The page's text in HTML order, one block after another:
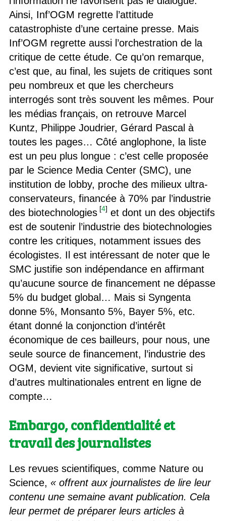
Ainsi, Inf’OGM regrette l’attitude
catastrophiste d’une certaine presse. Mais
Inf’OGM regrette aussi l’orchestration de la
critique de cette étude. Ce qu’on remarque,
c’est que, au final, les sujets de critiques sont
peu nombreux et que les chercheurs
interrogés sont très souvent les mêmes. Pour
les médias français, on retrouve Marcel
Kuntz, Philippe Joudrier, Gérard Pascal à
toutes les pages… Côté anglophone, la liste
est un peu plus longue : c’est celle proposée
par le Science Media Center (SMC), une
institution de lobby, proche des milieux ultra-
conservateurs, financée à 70% par l’industrie
des biotechnologies [4] et dont un des objectifs
est de soutenir l’industrie des biotechnologies
contre les critiques, notamment issues des
écologistes. Il est intéressant de noter que le
SMC justifie son indépendance en affirmant
qu’aucune source de financement ne dépasse
5% du budget global… Mais si Syngenta
donne 5%, Monsanto 5%, Bayer 5%, etc.
étant donné la conjonction d’intérêt
économique de ces bailleurs, pour nous, une
seule source de financement, l’industrie des
OGM, devient vite significative, surtout si
d’autres multinationales entrent en ligne de
compte…
Embargo, confidentialité et
travail des journalistes
Les revues scientifiques, comme Nature ou
Science, « offrent aux journalistes de lire leur
contenu une semaine avant publication. Cela
leur permet de préparer leurs articles à